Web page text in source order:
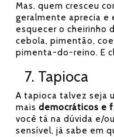
Mas, quem cresceu
geralmente aprecia e
esquecer o cheirinho
cebola, pimentão,
pimenta-do-reino. E
7. Tapioca
A tapioca talvez seja
mais democráticos e
você tá na dúvida e/
sensível, já sabe em